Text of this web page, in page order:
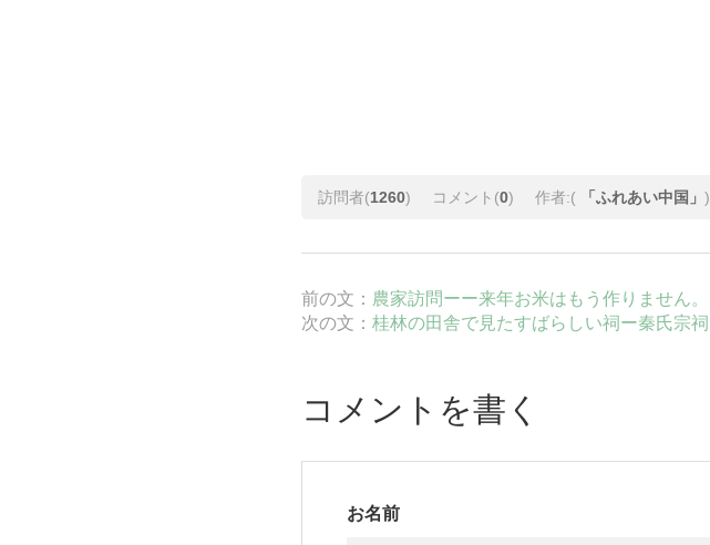
訪問者(1260) コメント(0) 作者:( 「ふれあい中国」 )
前の文： 農家訪問ーー来年お米はもう作りません。
次の文： 桂林の田舎で見たすばらしい祠ー秦氏宗祠
コメントを書く
お名前